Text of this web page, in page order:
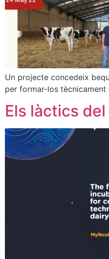
Un projecte concedeix
per formar-los tècnicament
Els làctics